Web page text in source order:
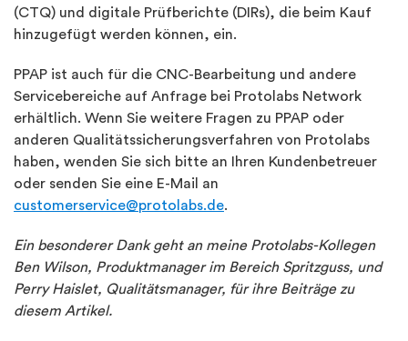
(CTQ) und digitale Prüfberichte (DIRs), die beim Kauf
hinzugefügt werden können, ein.
PPAP ist auch für die CNC-Bearbeitung und andere
Servicebereiche auf Anfrage bei Protolabs Network
erhältlich. Wenn Sie weitere Fragen zu PPAP oder
anderen Qualitätssicherungsverfahren von Protolabs
haben, wenden Sie sich bitte an Ihren Kundenbetreuer
oder senden Sie eine E-Mail an
customerservice@protolabs.de.
Ein besonderer Dank geht an meine Protolabs-Kollegen
Ben Wilson, Produktmanager im Bereich Spritzguss, und
Perry Haislet, Qualitätsmanager, für ihre Beiträge zu
diesem Artikel.